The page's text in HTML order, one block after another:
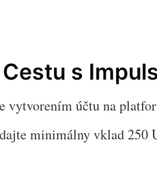
s
vytvorením účtu na
minimálny vklad 250